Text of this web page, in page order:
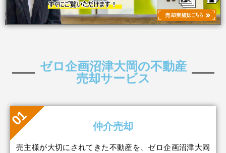
ゼロ企画沼津大岡の不動産
売却サービス
仲介売却
売主様が大切にされてきた不動産を、ゼロ企画沼津大岡